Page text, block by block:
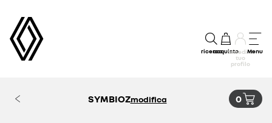
ricercaacquistoaccedi al
tuo
profilo
Menu
SYMBIOZmodifica 0